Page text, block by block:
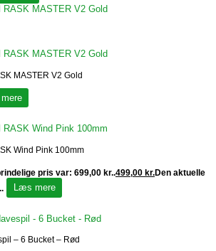
MASTER V2 Gold
Wind Pink 100mm
pris var: 699,00 kr..499,00 kr.Den aktuelle
Læs mere
– 6 Bucket – Rød